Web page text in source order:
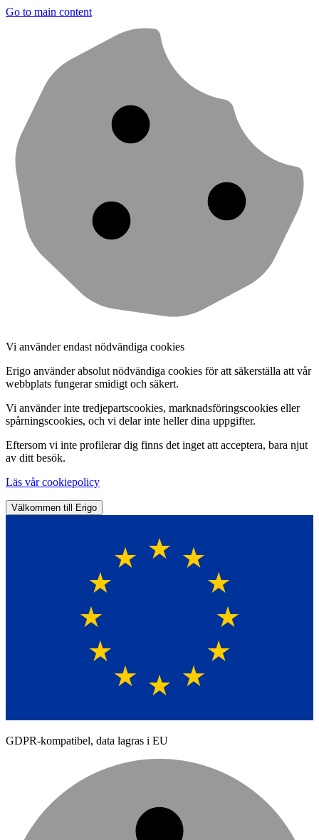
Go to main content
Vi använder endast nödvändiga cookies
Erigo använder absolut nödvändiga cookies för att säkerställa att vår
webbplats fungerar smidigt och säkert.
Vi använder inte tredjepartscookies, marknadsföringscookies eller
spårningscookies, och vi delar inte heller dina uppgifter.
Eftersom vi inte profilerar dig finns det inget att acceptera, bara njut
av ditt besök.
Läs vår cookiepolicy
Välkommen till Erigo
GDPR-kompatibel, data lagras i EU